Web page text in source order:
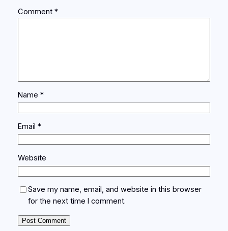
Comment *
Name *
Email *
Website
Save my name, email, and website in this browser
for the next time I comment.